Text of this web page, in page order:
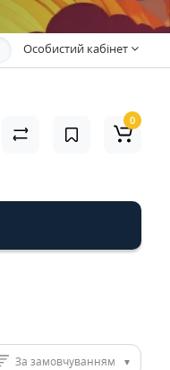
Особистий кабінет
0
За замовчуванням